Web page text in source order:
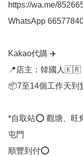
https://wa.me/
WhatsApp
Kakao代購 ✈️
📍店主：韓國人
📦7至14個工作天到
*自取站⭕ 觀塘、旺
屯門
順豐到付⭕